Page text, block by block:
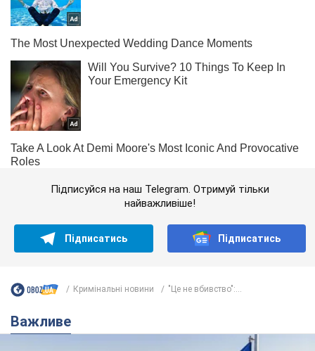
Підписуйся на наш Telegram. Отримуй тільки
найважливіше!
Підписатись Підписатись
Кримінальні новини "Це не вбивство":...
Важливе